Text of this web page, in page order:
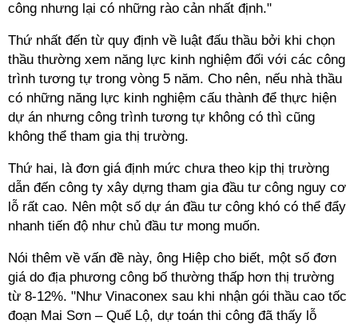
công nhưng lại có những rào cản nhất định."
Thứ nhất đến từ quy định về luật đấu thầu bởi khi chọn
thầu thường xem năng lực kinh nghiệm đối với các công
trình tương tự trong vòng 5 năm. Cho nên, nếu nhà thầu
có những năng lực kinh nghiệm cấu thành để thực hiện
dự án nhưng công trình tương tự không có thì cũng
không thể tham gia thị trường.
Thứ hai, là đơn giá định mức chưa theo kịp thị trường
dẫn đến công ty xây dựng tham gia đầu tư công nguy cơ
lỗ rất cao. Nên một số dự án đầu tư công khó có thể đẩy
nhanh tiến độ như chủ đầu tư mong muốn.
Nói thêm về vấn đề này, ông Hiệp cho biết, một số đơn
giá do địa phương công bố thường thấp hơn thị trường
từ 8-12%. "Như Vinaconex sau khi nhận gói thầu cao tốc
đoạn Mai Sơn – Quế Lộ, dự toán thi công đã thấy lỗ